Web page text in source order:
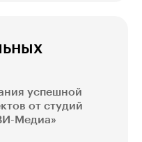
успешной
от студий
Медиа»